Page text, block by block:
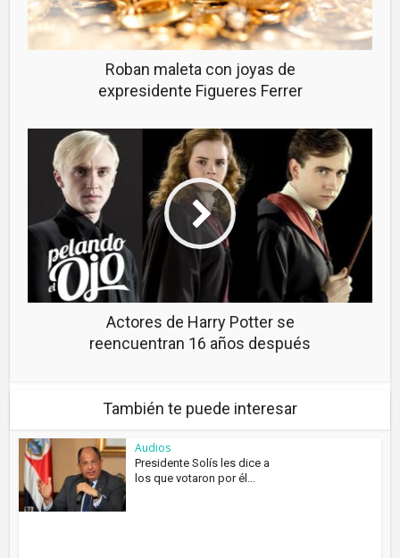
Roban maleta con joyas de
expresidente Figueres Ferrer
Actores de Harry Potter se
reencuentran 16 años después
También te puede interesar
Audios
Presidente Solís les dice a
los que votaron por él...